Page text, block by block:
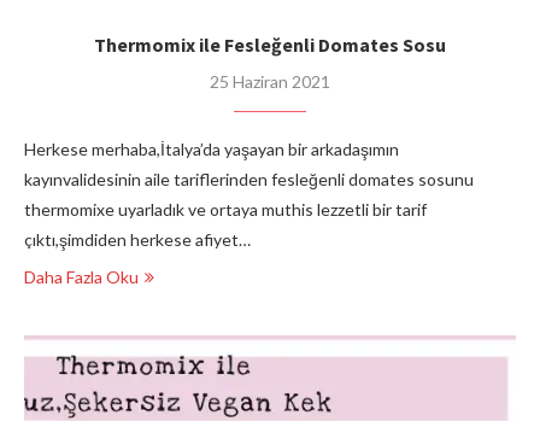
Thermomix ile Fesleğenli Domates Sosu
25 Haziran 2021
Herkese merhaba,İtalya’da yaşayan bir arkadaşımın
kayınvalidesinin aile tariflerinden fesleğenli domates sosunu
thermomixe uyarladık ve ortaya muthis lezzetli bir tarif
çıktı,şimdiden herkese afiyet…
Daha Fazla Oku